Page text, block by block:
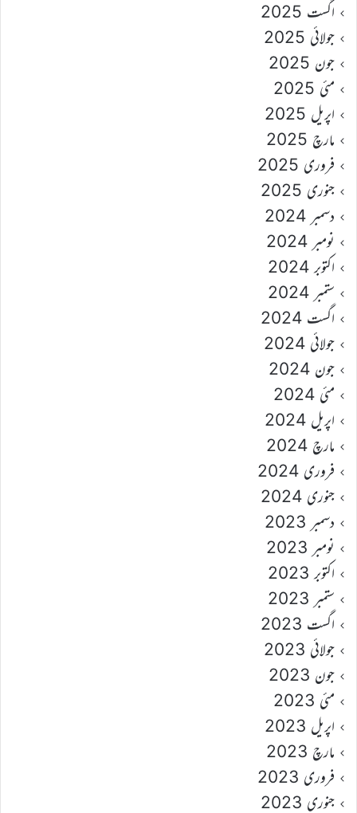
اگست 2025
جولائی 2025
جون 2025
مئی 2025
اپریل 2025
مارچ 2025
فروری 2025
جنوری 2025
دسمبر 2024
نومبر 2024
اکتوبر 2024
ستمبر 2024
اگست 2024
جولائی 2024
جون 2024
مئی 2024
اپریل 2024
مارچ 2024
فروری 2024
جنوری 2024
دسمبر 2023
نومبر 2023
اکتوبر 2023
ستمبر 2023
اگست 2023
جولائی 2023
جون 2023
مئی 2023
اپریل 2023
مارچ 2023
فروری 2023
جنوری 2023